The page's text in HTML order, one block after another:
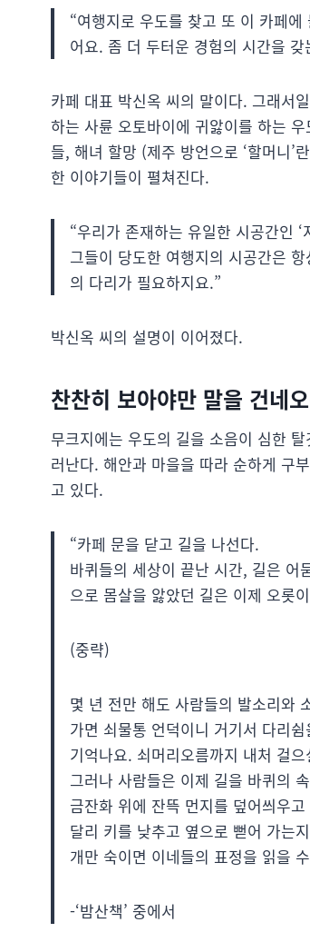
“여행지로 우도를 찾고 또 이 카페
어요. 좀 더 두터운 경험의 시간을
카페 대표 박신옥 씨의 말이다. 그래서
하는 사륜 오토바이에 귀앓이를 하는
들, 해녀 할망 (제주 방언으로 ‘할머니
한 이야기들이 펼쳐진다.
“우리가 존재하는 유일한 시공간인
그들이 당도한 여행지의 시공간은
의 다리가 필요하지요.”
박신옥 씨의 설명이 이어졌다.
찬찬히 보아야만 말을 건네
무크지에는 우도의 길을 소음이 심한
러난다. 해안과 마을을 따라 순하게 구
고 있다.
“카페 문을 닫고 길을 나선다.
바퀴들의 세상이 끝난 시간, 길은 어
으로 몸살을 앓았던 길은 이제 오롯
(중략)
몇 년 전만 해도 사람들의 발소리와
가면 쇠물통 언덕이니 거기서 다리
기억나요. 쇠머리오름까지 내처 걸으
그러나 사람들은 이제 길을 바퀴의
금잔화 위에 잔뜩 먼지를 덮어씌우
달리 키를 낮추고 옆으로 뻗어 가는
개만 숙이면 이네들의 표정을 읽을
-‘밤산책’ 중에서